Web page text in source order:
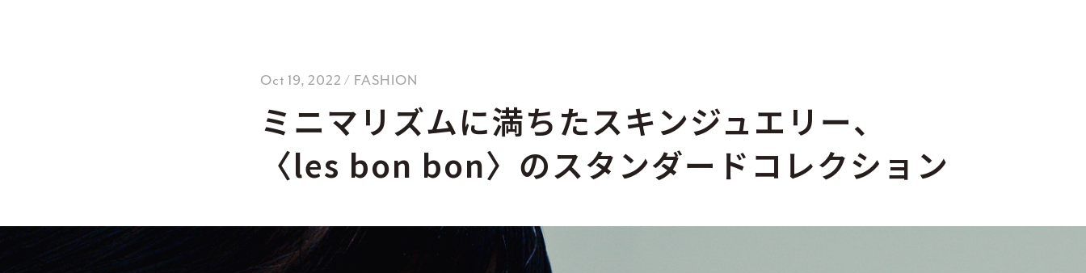
Oct 19, 2022 / FASHION
ミニマリズムに満ちたスキンジュエリー、
〈les bon bon〉のスタンダードコレクション